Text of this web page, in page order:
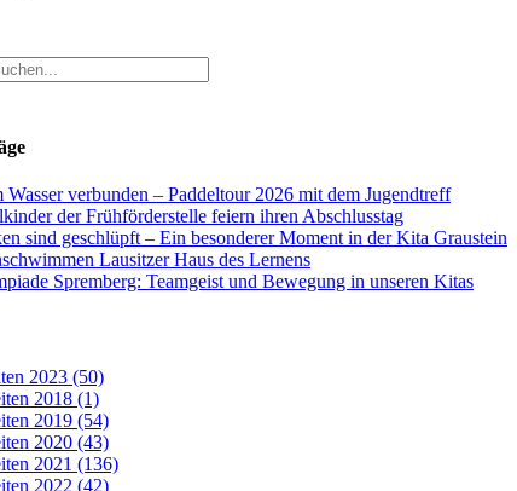
Wasser verbunden – Paddeltour 2026 mit dem Jugendtreff
der Frühförderstelle feiern ihren Abschlusstag
sind geschlüpft – Ein besonderer Moment in der Kita Graustein
Lausitzer Haus des Lernens
Spremberg: Teamgeist und Bewegung in unseren Kitas
2023 (50)
2018 (1)
2019 (54)
2020 (43)
2021 (136)
2022 (42)